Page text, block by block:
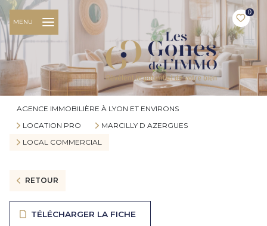
0
MENU
AGENCE IMMOBILIÈRE À LYON ET ENVIRONS
LOCATION PRO
MARCILLY D AZERGUES
LOCAL COMMERCIAL
RETOUR
TÉLÉCHARGER LA FICHE